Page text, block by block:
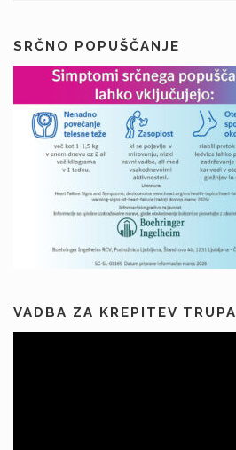
SRČNO POPUŠČANJE
VADBA ZA KREPITEV TRUPA